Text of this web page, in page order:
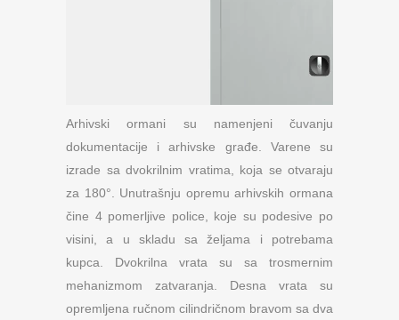
Arhivski ormani su namenjeni čuvanju
dokumentacije i arhivske građe. Varene su
izrade sa dvokrilnim vratima, koja se otvaraju
za 180°. Unutrašnju opremu arhivskih ormana
čine 4 pomerljive police, koje su podesive po
visini, a u skladu sa željama i potrebama
kupca. Dvokrilna vrata su sa trosmernim
mehanizmom zatvaranja. Desna vrata su
opremljena ručnom cilindričnom bravom sa dva